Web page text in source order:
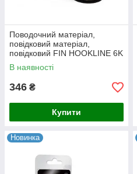
Поводочний матеріал,
повідковий матеріал,
повідковий FIN HOOKLINE 6K
20m / grass (трава) 35Lb
В наявності
346 ₴
Купити
Новинка